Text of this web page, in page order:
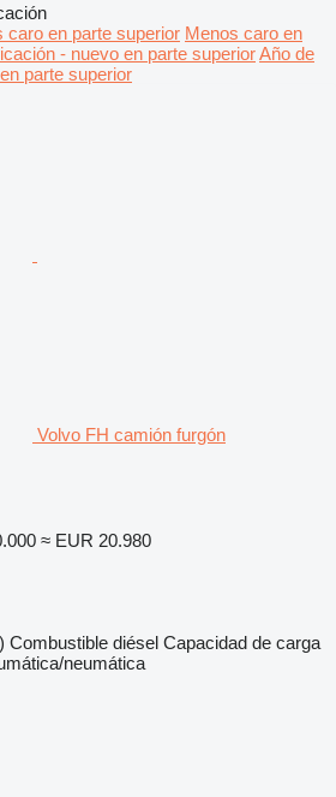
caro en parte superior Menos caro en
- nuevo en parte superiorAño de
parte superior
Volvo FH camión furgón
≈ EUR 20.980
Combustible diésel Capacidad de carga
neumática